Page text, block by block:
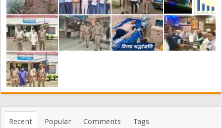
Recent Popular Comments Tags